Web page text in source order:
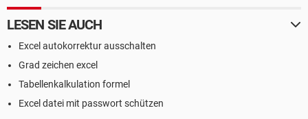
LESEN SIE AUCH
Excel autokorrektur ausschalten
Grad zeichen excel
Tabellenkalkulation formel
Excel datei mit passwort schützen